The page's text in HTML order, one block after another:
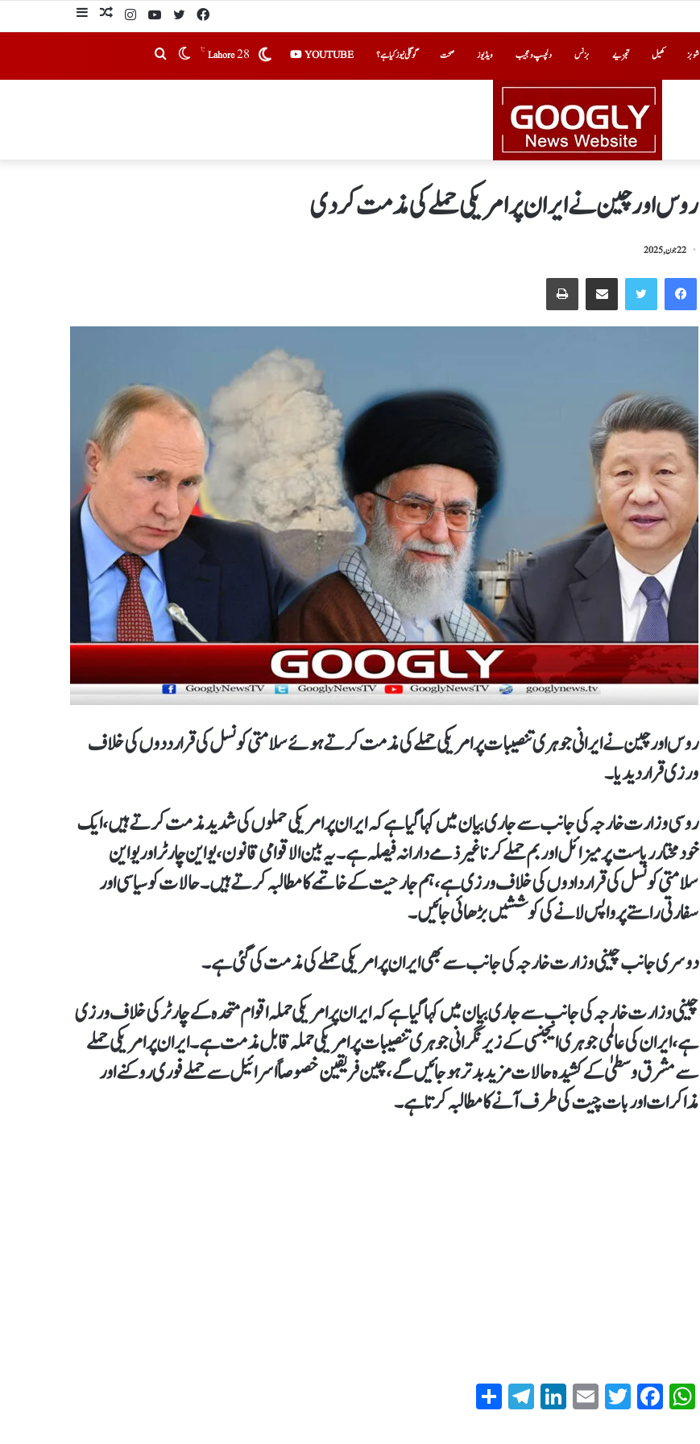
شوبز کھیل تجزیے بزنس دلچسپ و عجیب ویڈیوز صحت گوگلی نیوز کیا ہے؟ YOUTUBE
Lahore28
℃
روس اور چین نے ایران پرامریکی حملے کی مذمت کردی
22 جون, 2025
روس اور چین نے ایرانی جوہری تنصیبات پرامریکی حملے کی مذمت کرتے ہوئے سلامتی کونسل کی قرارددوں کی خلاف
ورزی قرار دیدیا۔
روسی وزارت خارجہ کی جانب سے جاری بیان میں کہا گیا ہے کہ ایران پر امریکی حملوں کی شدید مذمت کرتے ہیں، ایک
خودمختار ریاست پر میزائل اور بم حملے کرناغیر ذمے دارانہ فیصلہ ہے۔یہ بین الاقوامی قانون، یو این چارٹر اور یو این
سلامتی کونسل کی قراردادوں کی خلاف ورزی ہے، ہم جارحیت کے خاتمے کا مطالبہ کرتے ہیں۔حالات کو سیاسی اور
سفارتی راستے پر واپس لانے کی کوششیں بڑھائی جائیں۔
دوسری جانب چینی وزارت خارجہ کی جانب سے بھی ایران پر امریکی حملے کی مذمت کی گئی ہے۔
چینی وزارت خارجہ کی جانب سے جاری بیان میں کہا گیا ہے کہ ایران پرامریکی حملہ اقوام متحدہ کےچارٹرکی خلاف ورزی
ہے، ایران کی عالمی جوہری ایجنسی کے زیرنگرانی جوہری تنصیبات پر امریکی حملہ قابل مذمت ہے۔ایران پر امریکی حملے
سے مشرق وسطیٰ کے کشیدہ حالات مزید بدتر ہوجائیں گے، چین فریقین خصوصاً اسرائیل سے حملے فوری روکنے اور
مذاکرات اور بات چیت کی طرف آنے کا مطالبہ کرتا ہے۔
W
ha
Fa
ce
T
wi
E
m
Li
nk
T
el